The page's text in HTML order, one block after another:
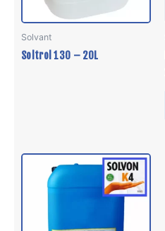
Solvant
Soltrol 130 – 20L